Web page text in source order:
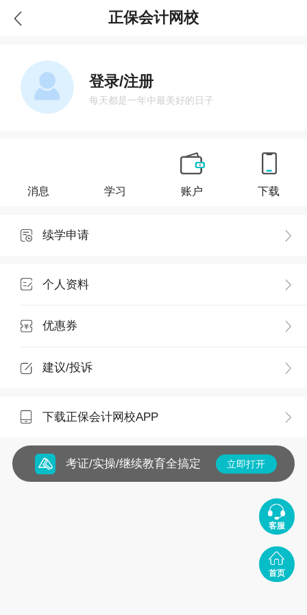
正保会计网校
登录/注册
每天都是一年中最美好的日子
消息 学习 账户 下载
续学申请
个人资料
优惠券
建议/投诉
下载正保会计网校APP
客服
首页
考证/实操/继续教育全搞定 立即打开